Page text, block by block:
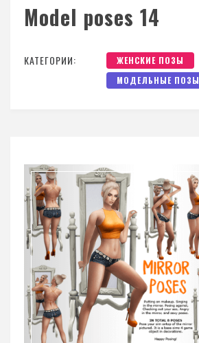
Model poses 14
КАТЕГОРИИ:
ЖЕНСКИЕ ПОЗЫ
МОДЕЛЬНЫЕ ПОЗЫ